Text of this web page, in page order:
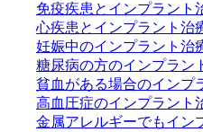
免疫疾患とインプラント
心疾患とインプラント治
妊娠中のインプラント治
糖尿病の方のインプラン
貧血がある場合のインプ
高血圧症のインプラント
金属アレルギーでもイン